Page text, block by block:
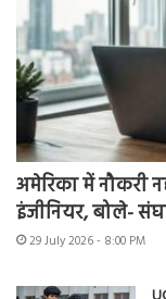
अमेरिका में नौकरी
इंजीनियर, बोले-
29 July 2026 - 8:00 PM